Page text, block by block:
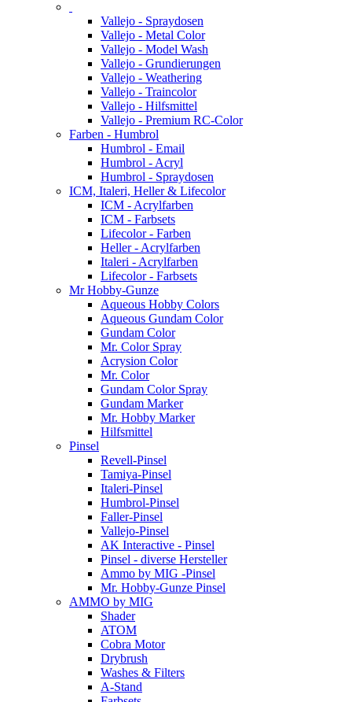
Vallejo - Spraydosen
Vallejo - Metal Color
Vallejo - Model Wash
Vallejo - Grundierungen
Vallejo - Weathering
Vallejo - Traincolor
Vallejo - Hilfsmittel
Vallejo - Premium RC-Color
Farben - Humbrol
Humbrol - Email
Humbrol - Acryl
Humbrol - Spraydosen
ICM, Italeri, Heller & Lifecolor
ICM - Acrylfarben
ICM - Farbsets
Lifecolor - Farben
Heller - Acrylfarben
Italeri - Acrylfarben
Lifecolor - Farbsets
Mr Hobby-Gunze
Aqueous Hobby Colors
Aqueous Gundam Color
Gundam Color
Mr. Color Spray
Acrysion Color
Mr. Color
Gundam Color Spray
Gundam Marker
Mr. Hobby Marker
Hilfsmittel
Pinsel
Revell-Pinsel
Tamiya-Pinsel
Italeri-Pinsel
Humbrol-Pinsel
Faller-Pinsel
Vallejo-Pinsel
AK Interactive - Pinsel
Pinsel - diverse Hersteller
Ammo by MIG -Pinsel
Mr. Hobby-Gunze Pinsel
AMMO by MIG
Shader
ATOM
Cobra Motor
Drybrush
Washes & Filters
A-Stand